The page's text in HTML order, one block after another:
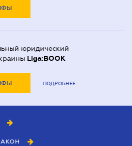
юридический
Liga:BOOK
ПОДРОБНЕЕ